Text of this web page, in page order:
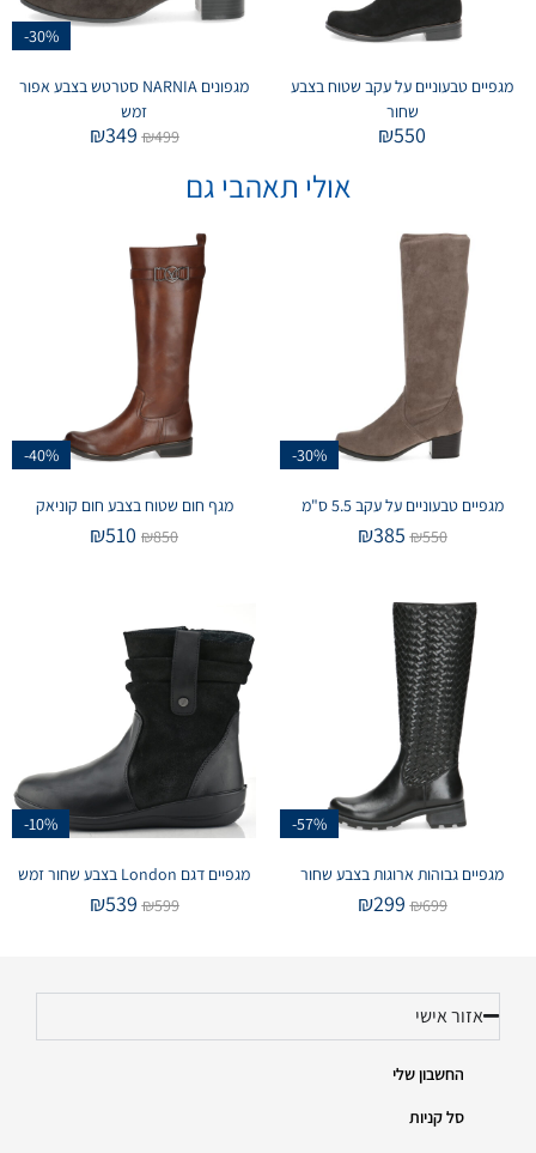
מגפיים טבעוניים על עקב שטוח בצבע
שחור
₪550
-30%
מגפונים NARNIA סטרטש בצבע אפור
זמש
₪499
₪349
אולי תאהבי גם
-30%
מגפיים טבעוניים על עקב 5.5 ס"מ
₪550
₪385
-40%
מגף חום שטוח בצבע חום קוניאק
₪850
₪510
-57%
מגפיים גבוהות ארוגות בצבע שחור
₪699
₪299
-10%
מגפיים דגם London בצבע שחור זמש
₪599
₪539
אזור אישי
החשבון שלי
סל קניות